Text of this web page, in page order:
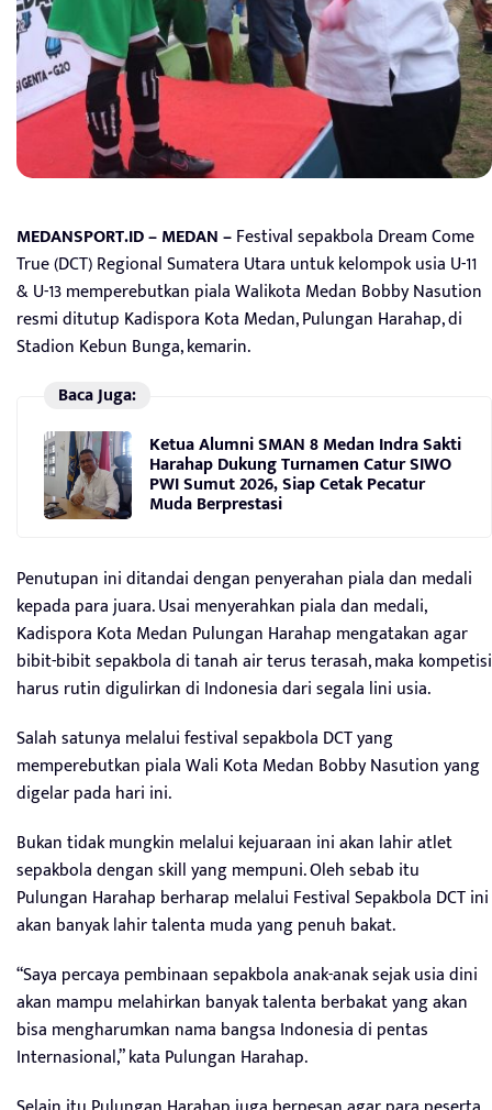
MEDANSPORT.ID – MEDAN –Festival sepakbola Dream Come
True (DCT) Regional Sumatera Utara untuk kelompok usia U-11
& U-13 memperebutkan piala Walikota Medan Bobby Nasution
resmi ditutup Kadispora Kota Medan, Pulungan Harahap, di
Stadion Kebun Bunga, kemarin.
Baca Juga:
Ketua Alumni SMAN 8 Medan Indra Sakti
Harahap Dukung Turnamen Catur SIWO
PWI Sumut 2026, Siap Cetak Pecatur
Muda Berprestasi
Penutupan ini ditandai dengan penyerahan piala dan medali
kepada para juara. Usai menyerahkan piala dan medali,
Kadispora Kota Medan Pulungan Harahap mengatakan agar
bibit-bibit sepakbola di tanah air terus terasah, maka kompetisi
harus rutin digulirkan di Indonesia dari segala lini usia.
Salah satunya melalui festival sepakbola DCT yang
memperebutkan piala Wali Kota Medan Bobby Nasution yang
digelar pada hari ini.
Bukan tidak mungkin melalui kejuaraan ini akan lahir atlet
sepakbola dengan skill yang mempuni. Oleh sebab itu
Pulungan Harahap berharap melalui Festival Sepakbola DCT ini
akan banyak lahir talenta muda yang penuh bakat.
“Saya percaya pembinaan sepakbola anak-anak sejak usia dini
akan mampu melahirkan banyak talenta berbakat yang akan
bisa mengharumkan nama bangsa Indonesia di pentas
Internasional,” kata Pulungan Harahap.